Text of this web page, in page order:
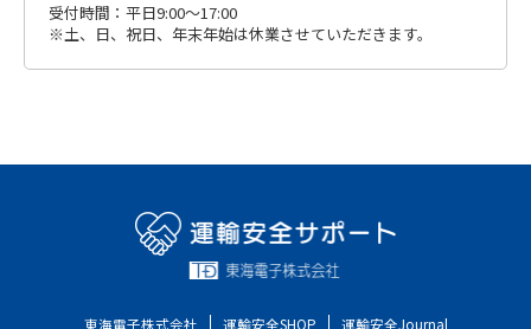
受付時間：平日9:00～17:00
※土、日、祝日、年末年始は休業させていただきます。
東海電子株式会社 運輸安全SHOP 運輸安全Journal